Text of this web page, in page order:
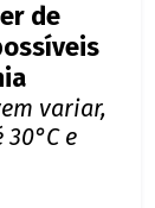
de
variar,
e